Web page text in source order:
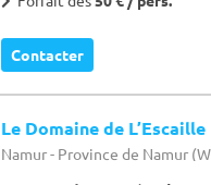
Contacter
Le Domaine de L’Escaille
Namur - Province de Namur